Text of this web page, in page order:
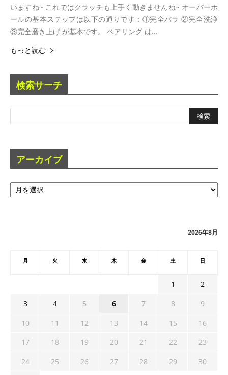
いますね~ これではクラッチも上手く動きませんね~ オーバーホ
ールの基本ステップは以下の通りです：①完全バラ ②完全洗浄
③完全磨き上げ が基本です。 ベアリング は...
もっと読む
検索サーチ
アーカイブ
ア
ー
2026年8月
月 火 水 木 金 土 日
1
2
3
4 5 6 7 8
9
10
11 12 13 14 15
16
17
18 19 20 21 22
23
24
25 26 27 28 29
30